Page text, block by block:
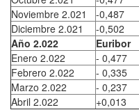
Noviembre 2.021
-0,487
Diciembre 2.021
-0,502
Año 2.022
Euribor
Enero 2.022
- 0,477
Febrero 2.022
- 0,335
Marzo 2.022
- 0,237
Abril 2.022
+0,013